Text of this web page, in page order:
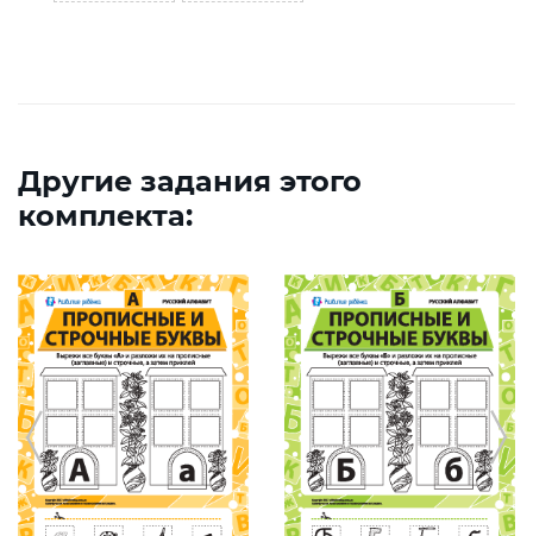
Другие задания этого
комплекта: